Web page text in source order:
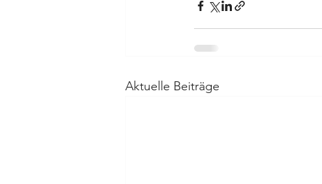
Aktuelle Beiträge